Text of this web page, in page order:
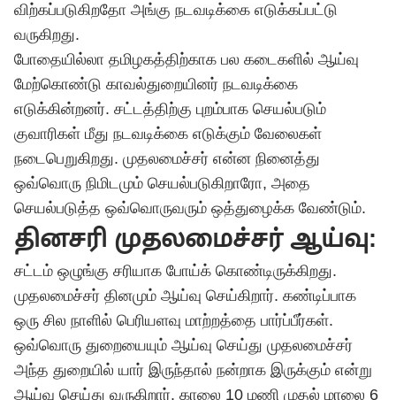
விற்கப்படுகிறதோ அங்கு நடவடிக்கை எடுக்கப்பட்டு
வருகிறது.
போதையில்லா தமிழகத்திற்காக பல கடைகளில் ஆய்வு
மேற்கொண்டு காவல்துறையினர் நடவடிக்கை
எடுக்கின்றனர். சட்டத்திற்கு புறம்பாக செயல்படும்
குவாரிகள் மீது நடவடிக்கை எடுக்கும் வேலைகள்
நடைபெறுகிறது. முதலமைச்சர் என்ன நினைத்து
ஒவ்வொரு நிமிடமும் செயல்படுகிறாரோ, அதை
செயல்படுத்த ஒவ்வொருவரும் ஒத்துழைக்க வேண்டும்.
தினசரி முதலமைச்சர் ஆய்வு:
சட்டம் ஒழுங்கு சரியாக போய்க் கொண்டிருக்கிறது.
முதலமைச்சர் தினமும் ஆய்வு செய்கிறார். கண்டிப்பாக
ஒரு சில நாளில் பெரியளவு மாற்றத்தை பார்ப்பீர்கள்.
ஒவ்வொரு துறையையும் ஆய்வு செய்து முதலமைச்சர்
அந்த துறையில் யார் இருந்தால் நன்றாக இருக்கும் என்று
ஆய்வு செய்து வருகிறார். காலை 10 மணி முதல் மாலை 6